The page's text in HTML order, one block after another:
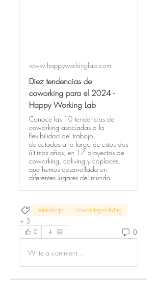
www.happyworkinglab.com
Diez tendencias de
coworking para el 2024 -
Happy Working Lab
Conoce las 10 tendencias de
coworking asociadas a la
flexibilidad del trabajo,
detectadas a lo largo de estos dos
últimos años, en 17 proyectos de
coworking, coliving y coplaces,
que hemos desarrollado en
diferentes lugares del mundo.
teletrabajo coworking-coliving
+ 3
0 0
Write a comment...